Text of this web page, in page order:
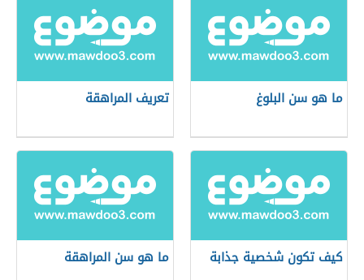
ما هو سن البلوغ تعريف المراهقة
كيف تكون شخصية جذابة ما هو سن المراهقة